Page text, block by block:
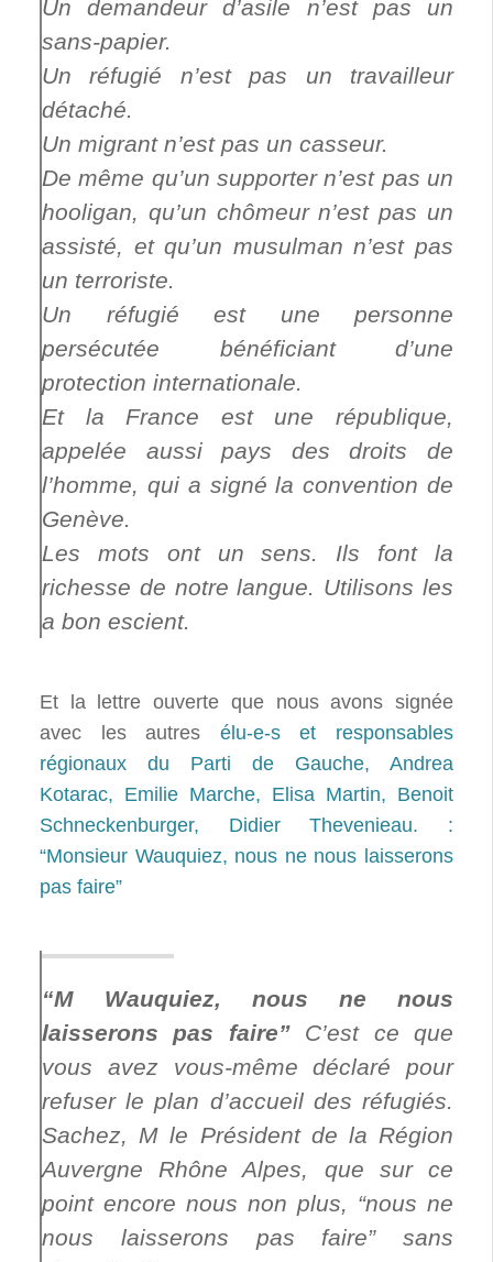
Un demandeur d’asile n’est pas un
sans-papier.
Un réfugié n’est pas un travailleur
détaché.
Un migrant n’est pas un casseur.
De même qu’un supporter n’est pas un
hooligan, qu’un chômeur n’est pas un
assisté, et qu’un musulman n’est pas
un terroriste.
Un réfugié est une personne
persécutée bénéficiant d’une
protection internationale.
Et la France est une république,
appelée aussi pays des droits de
l’homme, qui a signé la convention de
Genève.
Les mots ont un sens. Ils font la
richesse de notre langue. Utilisons les
a bon escient.
Et la lettre ouverte que nous avons signée
avec les autres élu-e-s et responsables
régionaux du Parti de Gauche, Andrea
Kotarac, Emilie Marche, Elisa Martin, Benoit
Schneckenburger, Didier Thevenieau. :
“Monsieur Wauquiez, nous ne nous laisserons
pas faire”
“M Wauquiez, nous ne nous
laisserons pas faire”C’est ce que
vous avez vous-même déclaré pour
refuser le plan d’accueil des réfugiés.
Sachez, M le Président de la Région
Auvergne Rhône Alpes, que sur ce
point encore nous non plus, “nous ne
nous laisserons pas faire” sans